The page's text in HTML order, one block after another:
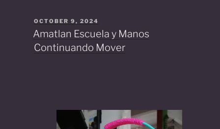
POSTED
ON
OCTOBER 9, 2024
Amatlan Escuela y Manos
Continuando Mover
Posts
pagination